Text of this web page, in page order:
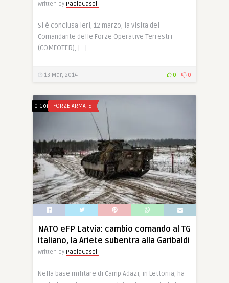
Written by PaolaCasoli
Si è conclusa ieri, 12 marzo, la visita del
Comandante delle Forze Operative Terrestri
(COMFOTER), […]
13 Mar, 2014 0 0
0 CommentsFORZE ARMATE
NATO eFP Latvia: cambio comando al TG
italiano, la Ariete subentra alla Garibaldi
Written by PaolaCasoli
Nella base militare di Camp Adazi, in Lettonia, ha